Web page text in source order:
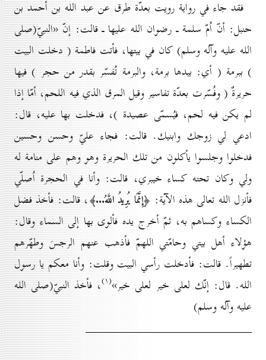
فقد جاء في رواية رويت بعدّة طرق عن عبد الله بن أحمد بن
حنبل: أنّ اُمّ سلمة ـ رضوان الله عليها ـ قالت: إنّ «النبيّ(صلى
الله عليه وآله وسلم) كان في بيتها، فأتت فاطمة ( دخلت البيت
) ببرمة ( أي: بيدها برمة، والبرمة تُفسّر بقدر من حجر ) فيها
حريرةٌ ( وفُسّرت بعدّة تفاسير وقيل المرق الذي فيه اللحم، أمّا إذا
لم يكن فيه لحم، فيُسمّى عصيدة )، فدخلت بها عليه، قال:
ادعي لي زوجك وابنيك. قالت: فجاء عليّ وحسن وحسين
فدخلوا وجلسوا يأكلون من تلك الحريرة وهو وهم على منامة له
ولي وكان تحته كساء خيبري، قالت: وأنا في الحجرة اُصلّي
فأنزل الله تعالى هذه الآية: ﴿إِنَّمَا يُرِيدُ اللَّهُ...﴾، قالت: فأخذ فضل
الكساء وكساهم به، ثمّ أخرج يده فألوى بها إلى السماء وقال:
هؤلاء أهل بيتي وحامّتي اللهمّ فأذهب عنهم الرجسَ وطهّرهم
تطهيراً. قالت: فأدخلت رأسي البيت وقلت: وأنا معكم يا رسول
الله. قال: إنّك لعلى خير لعلى خير»(۱) ، فأخذ النبيّ(صلى الله
عليه وآله وسلم)